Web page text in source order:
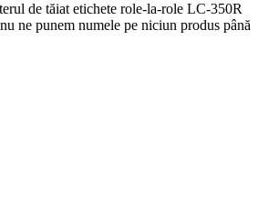
de tăiat etichete role-la-role LC-350R
ne punem numele pe niciun produs până